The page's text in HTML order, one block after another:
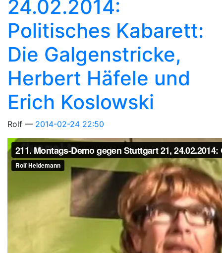
24.02.2014:
Politisches Kabarett:
Die Galgenstricke,
Herbert Häfele und
Erich Koslowski
Rolf 2014-02-24 22:50